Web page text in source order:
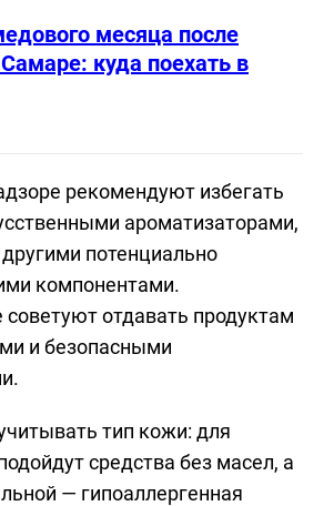
месяца после
куда поехать в
рекомендуют избегать
ароматизаторами,
потенциально
компонентами.
отдавать продуктам
и безопасными
тип кожи: для
средства без масел, а
— гипоаллергенная